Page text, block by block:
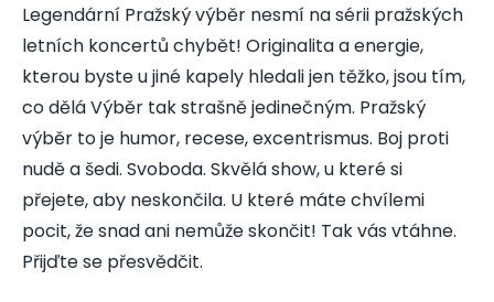
Legendární Pražský výběr nesmí na sérii pražských
letních koncertů chybět! Originalita a energie,
kterou byste u jiné kapely hledali jen těžko, jsou tím,
co dělá Výběr tak strašně jedinečným. Pražský
výběr to je humor, recese, excentrismus. Boj proti
nudě a šedi. Svoboda. Skvělá show, u které si
přejete, aby neskončila. U které máte chvílemi
pocit, že snad ani nemůže skončit! Tak vás vtáhne.
Přijďte se přesvědčit.